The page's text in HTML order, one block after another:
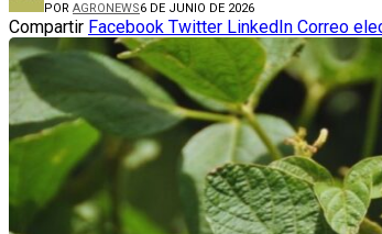
POR AGRONEWS6 DE JUNIO DE 2026
Compartir Facebook Twitter LinkedIn Correo